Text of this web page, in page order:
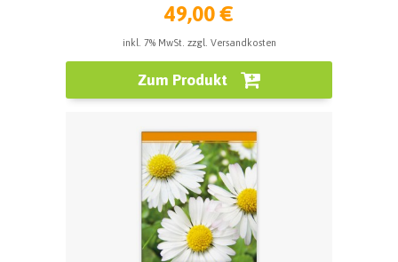
49,00 €
inkl. 7% MwSt. zzgl. Versandkosten
Zum Produkt